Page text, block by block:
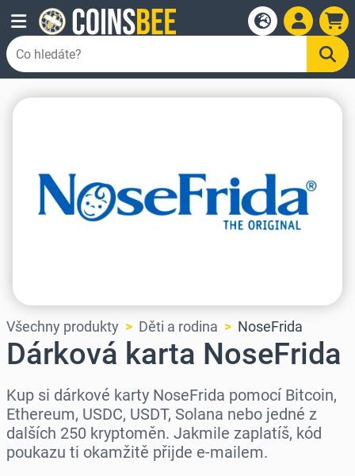
Všechny produkty Děti a rodina NoseFrida
Dárková karta NoseFrida
Kup si dárkové karty NoseFrida pomocí Bitcoin,
Ethereum, USDC, USDT, Solana nebo jedné z
dalších 250 kryptoměn. Jakmile zaplatíš, kód
poukazu ti okamžitě přijde e-mailem.